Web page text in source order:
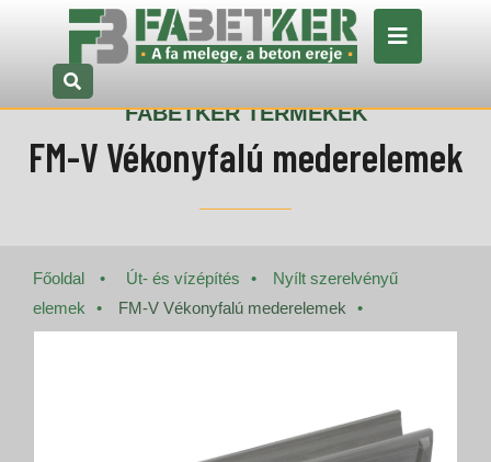
FABETKER TERMÉKEK
FM-V Vékonyfalú mederelemek
Főoldal Út- és vízépítés
Nyílt szerelvényű
elemek
FM-V Vékonyfalú mederelemek